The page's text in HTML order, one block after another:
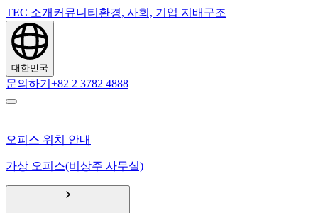
TEC 소개 커뮤니티 환경, 사회, 기업 지배구조
대한민국
문의하기 +82 2 3782 4888
오피스 위치 안내
가상 오피스(비상주 사무실)